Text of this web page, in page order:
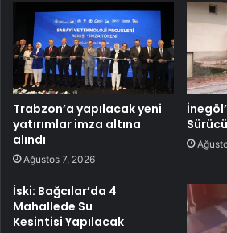
Trabzon’a yapılacak yeni
yatırımlar imza altına
alındı
Ağustos 7, 2026
İski: Bağcılar’da 4
Mahallede Su
Kesintisi Yapılacak